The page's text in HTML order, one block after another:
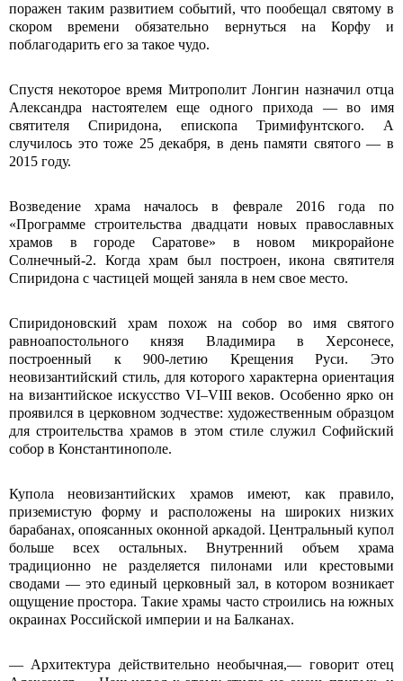
поражен таким развитием событий, что пообещал святому в
скором времени обязательно вернуться на Корфу и
поблагодарить его за такое чудо.
Спустя некоторое время Митрополит Лонгин назначил отца
Александра настоятелем еще одного прихода — во имя
святителя Спиридона, епископа Тримифунтского. А
случилось это тоже 25 декабря, в день памяти святого — в
2015 году.
Возведение храма началось в феврале 2016 года по
«Программе строительства двадцати новых православных
храмов в городе Саратове» в новом микрорайоне
Солнечный-2. Когда храм был построен, икона святителя
Спиридона с частицей мощей заняла в нем свое место.
Спиридоновский храм похож на собор во имя святого
равноапостольного князя Владимира в Херсонесе,
построенный к 900-летию Крещения Руси. Это
неовизантийский стиль, для которого характерна ориентация
на византийское искусство VI–VIII веков. Особенно ярко он
проявился в церковном зодчестве: художественным образцом
для строительства храмов в этом стиле служил Софийский
собор в Константинополе.
Купола неовизантийских храмов имеют, как правило,
приземистую форму и расположены на широких низких
барабанах, опоясанных оконной аркадой. Центральный купол
больше всех остальных. Внутренний объем храма
традиционно не разделяется пилонами или крестовыми
сводами — это единый церковный зал, в котором возникает
ощущение простора. Такие храмы часто строились на южных
окраинах Российской империи и на Балканах.
— Архитектура действительно необычная,— говорит отец